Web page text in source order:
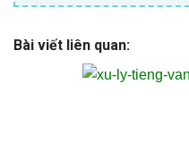
Bài viết liên quan: